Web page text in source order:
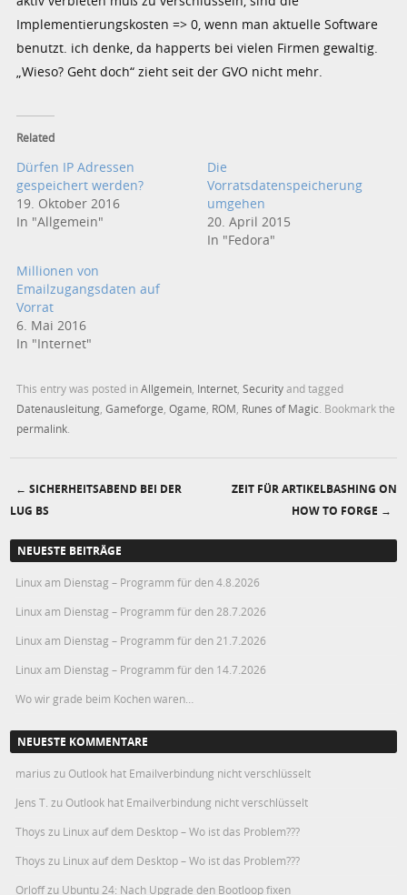
Implementierungskosten => 0, wenn man aktuelle Software
benutzt. ich denke, da happerts bei vielen Firmen gewaltig.
„Wieso? Geht doch“ zieht seit der GVO nicht mehr.
Related
Dürfen IP Adressen
gespeichert werden?
19. Oktober 2016
In "Allgemein"
Die
Vorratsdatenspeicherung
umgehen
20. April 2015
In "Fedora"
Millionen von
Emailzugangsdaten auf
Vorrat
6. Mai 2016
In "Internet"
This entry was posted inAllgemein, Internet,Securityand tagged
Datenausleitung,Gameforge,Ogame, ROM, Runes of Magic. Bookmark the
permalink.
Post navigation
← SICHERHEITSABEND BEI DER
LUG BS
ZEIT FÜR ARTIKELBASHING ON
HOW TO FORGE →
NEUESTE BEITRÄGE
Linux am Dienstag – Programm für den 4.8.2026
Linux am Dienstag – Programm für den 28.7.2026
Linux am Dienstag – Programm für den 21.7.2026
Linux am Dienstag – Programm für den 14.7.2026
Wo wir grade beim Kochen waren…
NEUESTE KOMMENTARE
marius zu Outlook hat Emailverbindung nicht verschlüsselt
Jens T. zu Outlook hat Emailverbindung nicht verschlüsselt
Thoys zu Linux auf dem Desktop – Wo ist das Problem???
Thoys zu Linux auf dem Desktop – Wo ist das Problem???
Orloffzu Ubuntu 24: Nach Upgrade den Bootloop fixen